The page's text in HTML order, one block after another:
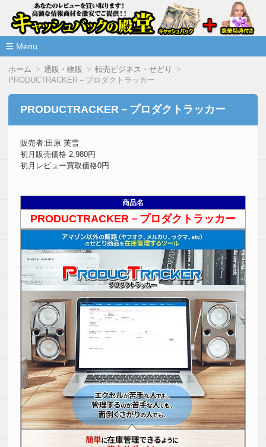
情報商材激安サイト・キャッシ
ュバックの殿堂
高額な情報商材をレビューを買い取ることで激安で購入できま
Menu
ホーム 通販・物販
転売ビジネス・せどり
PRODUCTRACKER－プロダクトラッカー
PRODUCTRACKER－プロダクトラッカー
販売者:田原 芙雪
初月販売価格 2,980円
初月レビュー買取価格0円
商品名
PRODUCTRACKER－プロダクトラッカー